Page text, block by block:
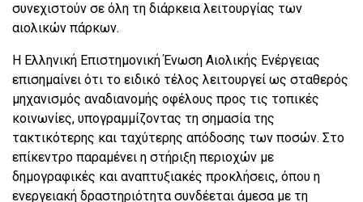
συνεχιστούν σε όλη τη διάρκεια λειτουργίας των
αιολικών πάρκων.
Η Ελληνική Επιστημονική Ένωση Αιολικής Ενέργειας
επισημαίνει ότι το ειδικό τέλος λειτουργεί ως σταθερός
μηχανισμός αναδιανομής οφέλους προς τις τοπικές
κοινωνίες, υπογραμμίζοντας τη σημασία της
τακτικότερης και ταχύτερης απόδοσης των ποσών. Στο
επίκεντρο παραμένει η στήριξη περιοχών με
δημογραφικές και αναπτυξιακές προκλήσεις, όπου η
ενεργειακή δραστηριότητα συνδέεται άμεσα με τη